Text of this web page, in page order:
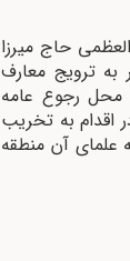
حاج میرزا
ترویج معارف
محل رجوع عامه
اقدام به تخریب
علماى آن منطقه